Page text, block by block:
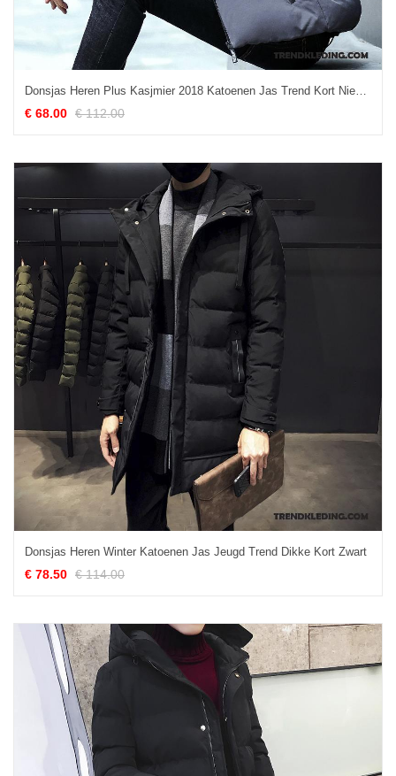
Donsjas Heren Plus Kasjmier 2018 Katoenen Jas Trend Kort Nieuw Grijs
€ 68.00 € 112.00
Donsjas Heren Winter Katoenen Jas Jeugd Trend Dikke Kort Zwart
€ 78.50 € 114.00